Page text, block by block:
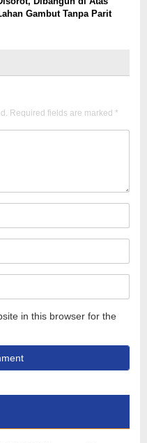
Gambut Tanpa Parit
Required fields are marked *
in this browser for the